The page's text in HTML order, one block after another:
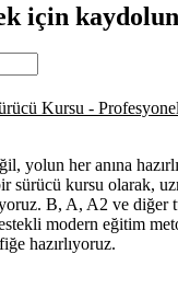
için
yolun her anına
sürücü kursu olarak,
B, A, A2 ve diğer
modern eğitim
hazırlıyoruz.